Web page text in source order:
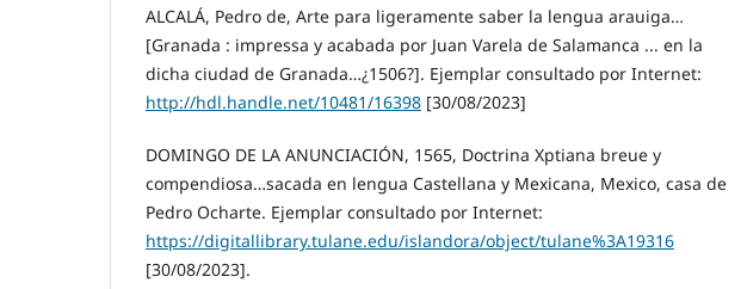
ALCALÁ, Pedro de, Arte para ligeramente saber la lengua arauiga…
[Granada : impressa y acabada por Juan Varela de Salamanca ... en la
dicha ciudad de Granada…¿1506?]. Ejemplar consultado por Internet:
http://hdl.handle.net/10481/16398 [30/08/2023]
DOMINGO DE LA ANUNCIACIÓN, 1565, Doctrina Xptiana breue y
compendiosa…sacada en lengua Castellana y Mexicana, Mexico, casa de
Pedro Ocharte. Ejemplar consultado por Internet:
https://digitallibrary.tulane.edu/islandora/object/tulane%3A19316
[30/08/2023].